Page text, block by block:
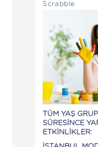
Scrabble
TÜM YAŞ
SÜRESİNCE
ETKİNLİKLER: